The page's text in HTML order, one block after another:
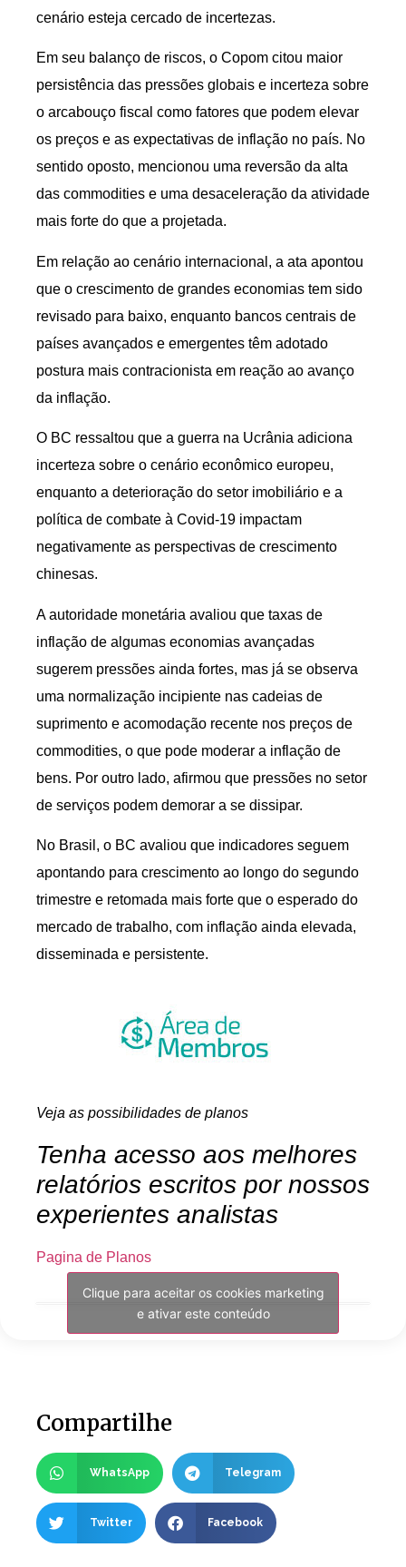
cenário esteja cercado de incertezas.
Em seu balanço de riscos, o Copom citou maior
persistência das pressões globais e incerteza sobre
o arcabouço fiscal como fatores que podem elevar
os preços e as expectativas de inflação no país. No
sentido oposto, mencionou uma reversão da alta
das commodities e uma desaceleração da atividade
mais forte do que a projetada.
Em relação ao cenário internacional, a ata apontou
que o crescimento de grandes economias tem sido
revisado para baixo, enquanto bancos centrais de
países avançados e emergentes têm adotado
postura mais contracionista em reação ao avanço
da inflação.
O BC ressaltou que a guerra na Ucrânia adiciona
incerteza sobre o cenário econômico europeu,
enquanto a deterioração do setor imobiliário e a
política de combate à Covid-19 impactam
negativamente as perspectivas de crescimento
chinesas.
A autoridade monetária avaliou que taxas de
inflação de algumas economias avançadas
sugerem pressões ainda fortes, mas já se observa
uma normalização incipiente nas cadeias de
suprimento e acomodação recente nos preços de
commodities, o que pode moderar a inflação de
bens. Por outro lado, afirmou que pressões no setor
de serviços podem demorar a se dissipar.
No Brasil, o BC avaliou que indicadores seguem
apontando para crescimento ao longo do segundo
trimestre e retomada mais forte que o esperado do
mercado de trabalho, com inflação ainda elevada,
disseminada e persistente.
Veja as possibilidades de planos
Tenha acesso aos melhores
relatórios escritos por nossos
experientes analistas
Pagina de Planos
Clique para aceitar os cookies marketing
e ativar este conteúdo
Compartilhe
WhatsApp Telegram
Twitter Facebook